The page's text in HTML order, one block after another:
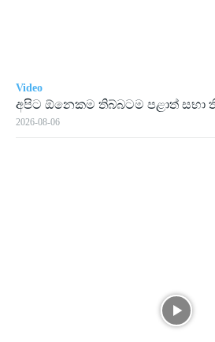
Video
අපිට ඕනෙකම තිබ්බටම පළාත් සභා
2026-08-06